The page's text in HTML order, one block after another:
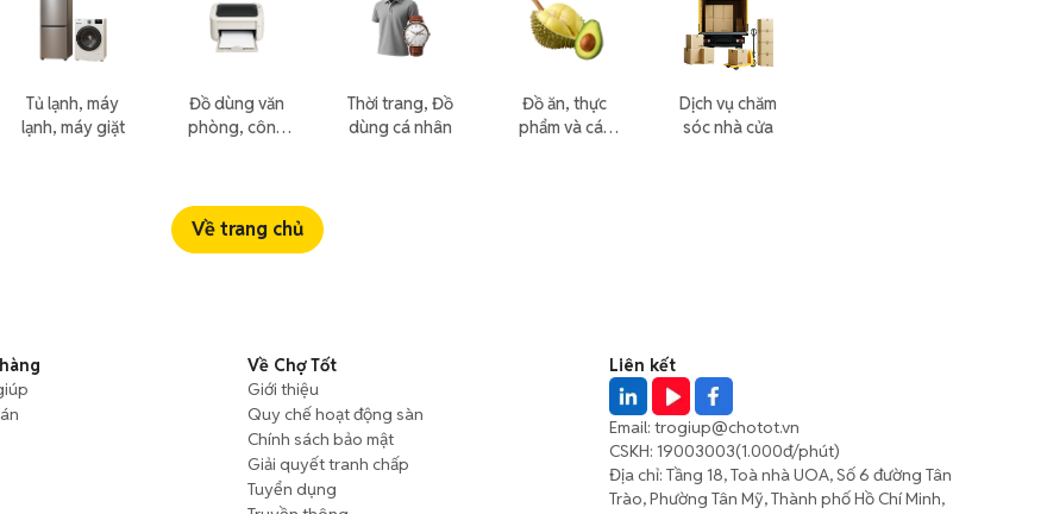
Tủ lạnh, máy
lạnh, máy giặt
Đồ dùng văn
phòng, công
Thời trang, Đồ
dùng cá nhân
Đồ ăn, thực
phẩm và các
Dịch vụ chăm
sóc nhà cửa
Về trang chủ
Về Chợ Tốt
Giới thiệu
Quy chế hoạt động sàn
Chính sách bảo mật
Giải quyết tranh chấp
Tuyển dụng
Liên kết
Email: trogiup@chotot.vn
CSKH: 19003003(1.000đ/phút)
Địa chỉ: Tầng 18, Toà nhà UOA, Số 6 đường Tân
Trào, Phường Tân Mỹ, Thành phố Hồ Chí Minh,